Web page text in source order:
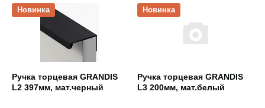
Новинка
Ручка торцевая GRANDIS
L2 397мм, мат.черный
Открыть товар Новинка
Ручка торцевая GRANDIS
L3 200мм, мат.белый
Открыть товар